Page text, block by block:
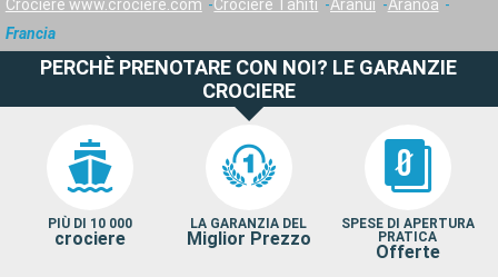
Crociere www.crociere.com Crociere Tahiti Aranui
Aranoa
Francia
PERCHÈ PRENOTARE CON NOI? LE GARANZIE
CROCIERE
PIÙ DI 10 000
crociere
LA GARANZIA DEL
Miglior Prezzo
SPESE DI APERTURA
PRATICA
Offerte